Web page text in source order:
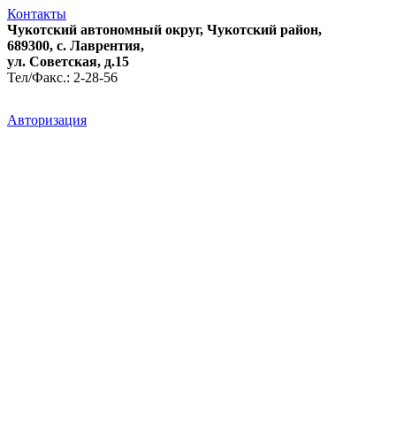
Контакты
Чукотский автономный округ, Чукотский район,
689300, с. Лаврентия,
ул. Советская, д.15
Тел/Факс.: 2-28-56
Авторизация